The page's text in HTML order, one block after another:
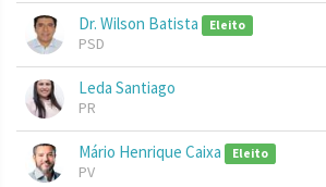
Dr. Wilson Batista Eleito
PSD
Leda Santiago
PR
Mário Henrique Caixa Eleito
PV